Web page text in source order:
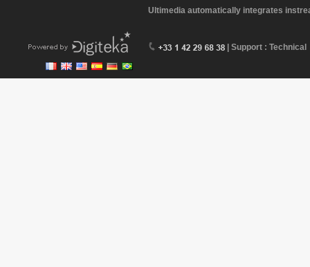
Ultimedia automatically integrates
| Support : Technical